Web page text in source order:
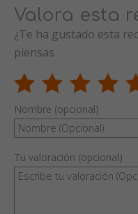
Valora esta
¿Te ha gustado esta
piensas
Nombre (opcional)
Tu valoración (opcional)